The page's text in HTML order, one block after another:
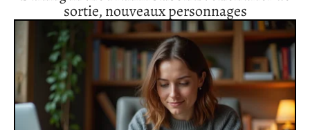
sortie, nouveaux personnages